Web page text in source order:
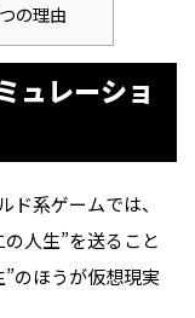
の理由
ュレーショ
ド系ゲームでは、
人生”を送ること
のほうが仮想現実